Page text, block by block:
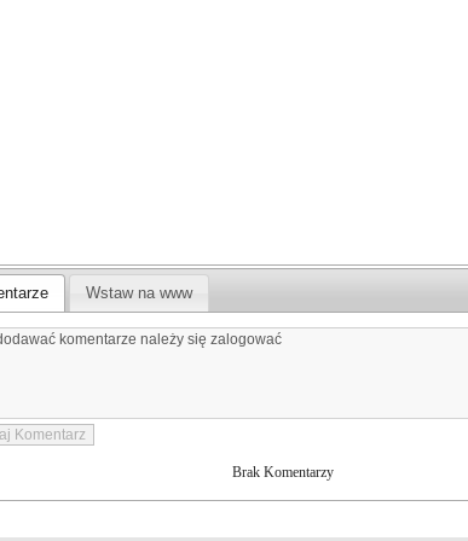
Wstaw na www
Brak Komentarzy